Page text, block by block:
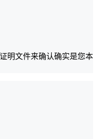
明文件来确认确实是您本